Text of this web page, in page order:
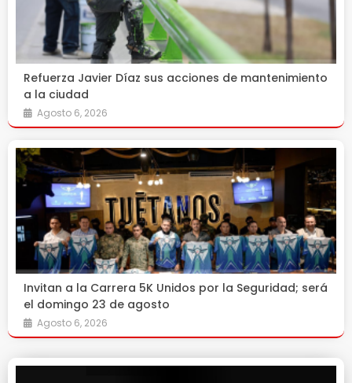
Refuerza Javier Díaz sus acciones de mantenimiento
a la ciudad
Agosto 6, 2026
Invitan a la Carrera 5K Unidos por la Seguridad; será
el domingo 23 de agosto
Agosto 6, 2026